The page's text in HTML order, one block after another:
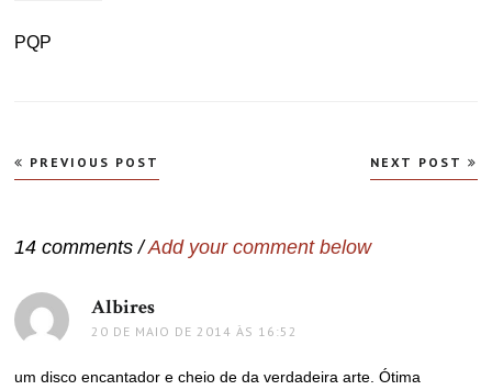
PQP
Navegação
de
PREVIOUS POST NEXT POST
14 comments /Add your comment below
Albires
20 DE MAIO DE 2014 ÀS 16:52
um disco encantador e cheio de da verdadeira arte. Ótima